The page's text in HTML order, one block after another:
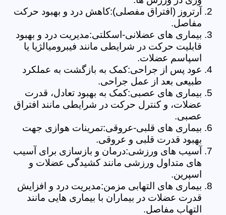
آرتروز (افتراق مفصلی):کاهش درد و بهبود حرکت
مفاصل.
بیماری های عضلانی-اسکلتی:مدیریت درد و بهبود
قابلیت حرکت در شرایطی مانند فیبرومیالژیا یا
اسپاسم عضلات.
عود پس از جراحی:کمک به بازگشت به عملکرد
طبیعی بعد از عمل جراحی.
بیماری های عصبی:کمک به بهبود تعادل، قدرت
عضلات، و کنترل حرکت در شرایطی مانند افتراق
عصبی.
بیماری های قلبی-عروقی:تمرینات هوازی جهت
بهبود قدرت قلبی و عروقی.
آسیب های ورزشی:درمان و بازسازی برای آسیب
های متداول ورزشی مانند کشیدگی عضلات و
اسپرین.
بیماری های التهابی مزمن:مدیریت درد و افزایش
قدرت عضلات در بیماران با بیماری هایی مانند
التهاب مفاصل.